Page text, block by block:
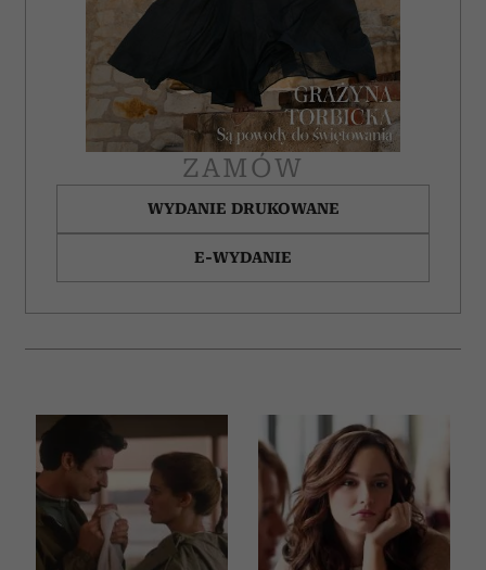
ZAMÓW
WYDANIE DRUKOWANE
E-WYDANIE